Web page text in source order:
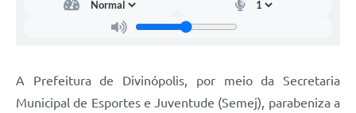
A Prefeitura de Divinópolis, por meio da Secretaria
Municipal de Esportes e Juventude (Semej), parabeniza a